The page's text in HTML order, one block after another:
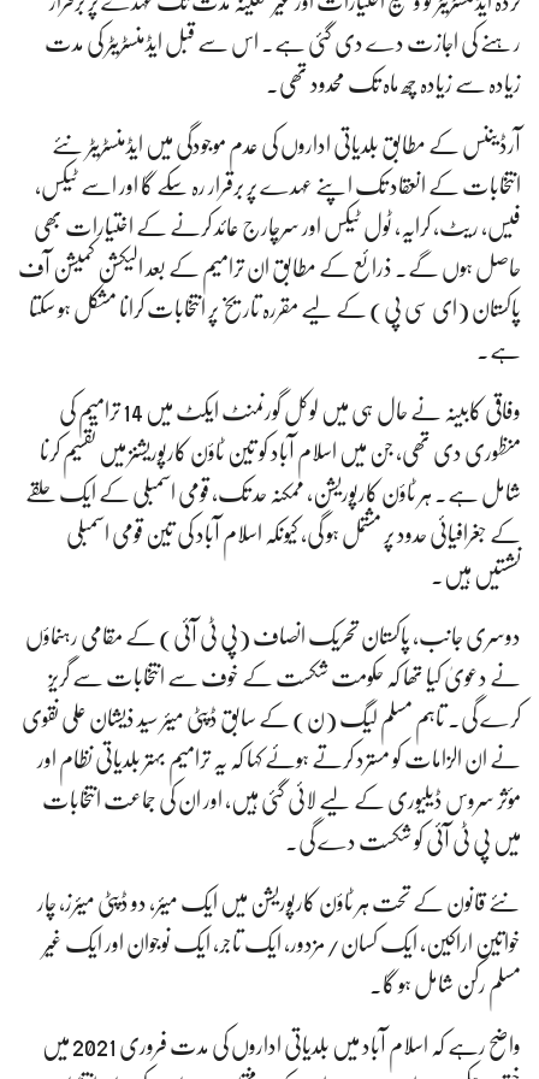
رہنے کی اجازت دے دی گئی ہے۔ اس سے قبل ایڈمنسٹریٹر کی مدت
زیادہ سے زیادہ چھ ماہ تک محدود تھی۔
آرڈیننس کے مطابق بلدیاتی اداروں کی عدم موجودگی میں ایڈمنسٹریٹر نئے
انتخابات کے انعقاد تک اپنے عہدے پر برقرار رہ سکے گا اور اسے ٹیکس،
فیس، ریٹ، کرایہ، ٹول ٹیکس اور سرچارج عائد کرنے کے اختیارات بھی
حاصل ہوں گے۔ ذرائع کے مطابق ان ترامیم کے بعد الیکشن کمیشن آف
پاکستان (ای سی پی) کے لیے مقررہ تاریخ پر انتخابات کرانا مشکل ہو سکتا
ہے۔
وفاقی کابینہ نے حال ہی میں لوکل گورنمنٹ ایکٹ میں 14 ترامیم کی
منظوری دی تھی، جن میں اسلام آباد کو تین ٹاؤن کارپوریشنز میں تقسیم کرنا
شامل ہے۔ ہر ٹاؤن کارپوریشن، ممکنہ حد تک، قومی اسمبلی کے ایک حلقے
کے جغرافیائی حدود پر مشتمل ہو گی، کیونکہ اسلام آباد کی تین قومی اسمبلی
نشستیں ہیں۔
دوسری جانب، پاکستان تحریک انصاف (پی ٹی آئی) کے مقامی رہنماؤں
نے دعویٰ کیا تھا کہ حکومت شکست کے خوف سے انتخابات سے گریز
کرے گی۔ تاہم مسلم لیگ (ن) کے سابق ڈپٹی میئر سید ذیشان علی نقوی
نے ان الزامات کو مسترد کرتے ہوئے کہا کہ یہ ترامیم بہتر بلدیاتی نظام اور
مؤثر سروس ڈیلیوری کے لیے لائی گئی ہیں، اور ان کی جماعت انتخابات
میں پی ٹی آئی کو شکست دے گی۔
نئے قانون کے تحت ہر ٹاؤن کارپوریشن میں ایک میئر، دو ڈپٹی میئرز، چار
خواتین اراکین، ایک کسان/مزدور، ایک تاجر، ایک نوجوان اور ایک غیر
مسلم رکن شامل ہو گا۔
واضح رہے کہ اسلام آباد میں بلدیاتی اداروں کی مدت فروری 2021 میں